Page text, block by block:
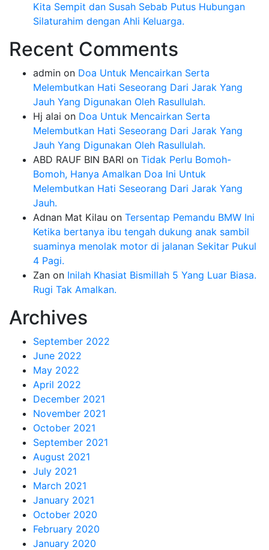
Kita Sempit dan Susah Sebab Putus Hubungan
Silaturahim dengan Ahli Keluarga.
Recent Comments
admin on Doa Untuk Mencairkan Serta
Melembutkan Hati Seseorang Dari Jarak Yang
Jauh Yang Digunakan Oleh Rasullulah.
Hj alai on Doa Untuk Mencairkan Serta
Melembutkan Hati Seseorang Dari Jarak Yang
Jauh Yang Digunakan Oleh Rasullulah.
ABD RAUF BIN BARI on Tidak Perlu Bomoh-
Bomoh, Hanya Amalkan Doa Ini Untuk
Melembutkan Hati Seseorang Dari Jarak Yang
Jauh.
Adnan Mat Kilau on Tersentap Pemandu BMW Ini
Ketika bertanya ibu tengah dukung anak sambil
suaminya menolak motor di jalanan Sekitar Pukul
4 Pagi.
Zan on Inilah Khasiat Bismillah 5 Yang Luar Biasa.
Rugi Tak Amalkan.
Archives
September 2022
June 2022
May 2022
April 2022
December 2021
November 2021
October 2021
September 2021
August 2021
July 2021
March 2021
January 2021
October 2020
February 2020
January 2020